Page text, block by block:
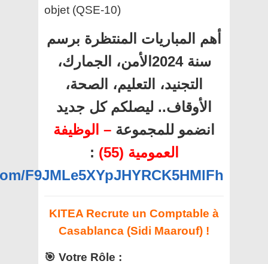
objet (QSE-10)
أهم المباريات المنتظرة برسم
سنة 2024الأمن، الجمارك،
التجنيد، التعليم، الصحة،
الأوقاف.. ليصلكم كل جديد
انضمو للمجموعة – الوظيفة
العمومية (55)
:
F9JMLe5XYpJHYRCK5HMlFh
KITEA Recrute un Comptable à
Casablanca (Sidi Maarouf) !
🎯 Votre Rôle :